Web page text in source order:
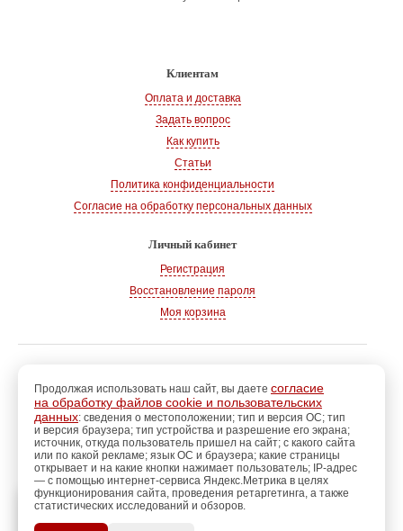
Клиентам
Оплата и доставка
Задать вопрос
Как купить
Статьи
Политика конфиденциальности
Согласие на обработку персональных данных
Личный кабинет
Регистрация
Восстановление пароля
Моя корзина
г. Волгодонск
Адрес: 347360, Ростовская обл., г. Волгодонск
Тел.: +7 928 102-83-75
E-mail: info@magazin-rukodelia.ru
Звонки принимаются ежедневно
с 09-00 до 21-00
Продолжая использовать наш сайт, вы даете согласие
на обработку файлов cookie и пользовательских
данных: сведения о местоположении; тип и версия ОС; тип
и версия браузера; тип устройства и разрешение его экрана;
источник, откуда пользователь пришел на сайт; с какого сайта
или по какой рекламе; язык ОС и браузера; какие страницы
открывает и на какие кнопки нажимает пользователь; IP-адрес
— с помощью интернет-сервиса Яндекс.Метрика в целях
функционирования сайта, проведения ретаргетинга, а также
статистических исследований и обзоров.
Пройдитерегистрацию для
использования